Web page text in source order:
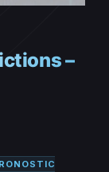
–